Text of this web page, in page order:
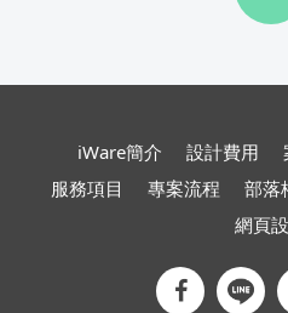
iWare簡介 設計費用
服務項目
專案流程 部落
網頁